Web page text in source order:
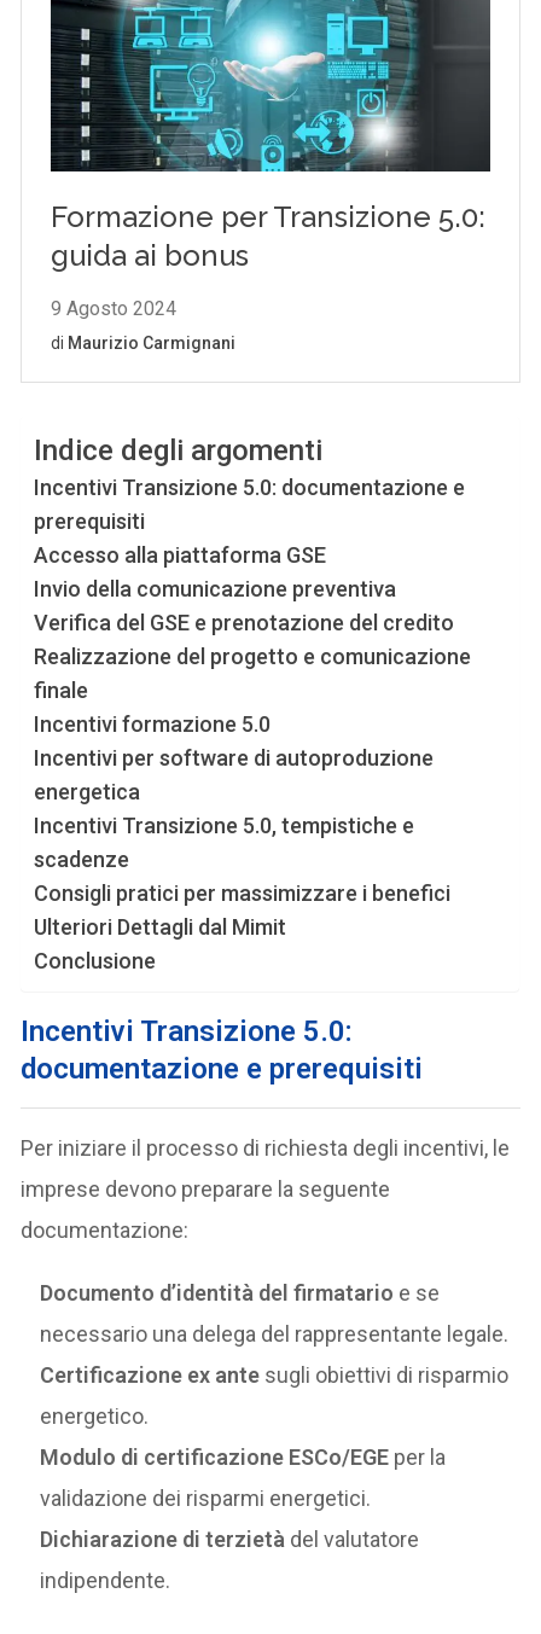
Indice degli argomenti
Incentivi Transizione 5.0: documentazione e
prerequisiti
Accesso alla piattaforma GSE
Invio della comunicazione preventiva
Verifica del GSE e prenotazione del credito
Realizzazione del progetto e comunicazione
finale
Incentivi formazione 5.0
Incentivi per software di autoproduzione
energetica
Incentivi Transizione 5.0, tempistiche e
scadenze
Consigli pratici per massimizzare i benefici
Ulteriori Dettagli dal Mimit
Conclusione
Incentivi Transizione 5.0:
documentazione e prerequisiti
Per iniziare il processo di richiesta degli incentivi, le
imprese devono preparare la seguente
documentazione:
Documento d’identità del firmatario e se
necessario una delega del rappresentante legale.
Certificazione ex ante sugli obiettivi di risparmio
energetico.
Modulo di certificazione ESCo/EGE per la
validazione dei risparmi energetici.
Dichiarazione di terzietà del valutatore
indipendente.